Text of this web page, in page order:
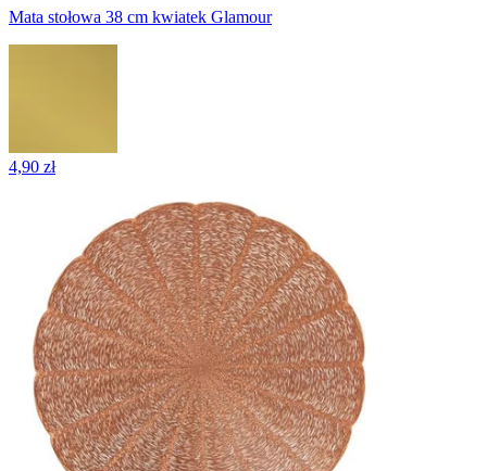
Mata stołowa 38 cm kwiatek Glamour
4,90 zł